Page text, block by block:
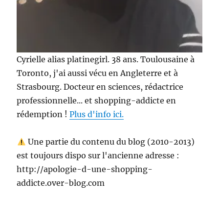
Cyrielle alias platinegirl. 38 ans. Toulousaine à
Toronto, j'ai aussi vécu en Angleterre et à
Strasbourg. Docteur en sciences, rédactrice
professionnelle... et shopping-addicte en
rédemption !Plus d'info ici.
Une partie du contenu du blog (2010-2013)
est toujours dispo sur l'ancienne adresse :
http://apologie-d-une-shopping-
addicte.over-blog.com